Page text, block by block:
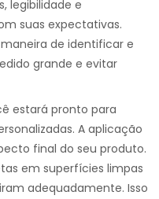
legibilidade e
suas expectativas.
de identificar e
grande e evitar
estará pronto para
A aplicação
final do seu produto.
em superfícies limpas
adequadamente. Isso